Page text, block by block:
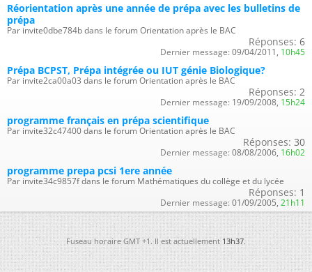
Réorientation après une année de prépa avec les bulletins de
prépa
Par invite0dbe784b dans le forum Orientation après le BAC
Réponses: 6
Dernier message: 09/04/2011, 10h45
Prépa BCPST, Prépa intégrée ou IUT génie Biologique?
Par invite2ca00a03 dans le forum Orientation après le BAC
Réponses: 2
Dernier message: 19/09/2008, 15h24
programme français en prépa scientifique
Par invite32c47400 dans le forum Orientation après le BAC
Réponses: 30
Dernier message: 08/08/2006, 16h02
programme prepa pcsi 1ere année
Par invite34c9857f dans le forum Mathématiques du collège et du lycée
Réponses: 1
Dernier message: 01/09/2005, 21h11
Fuseau horaire GMT +1. Il est actuellement13h37.